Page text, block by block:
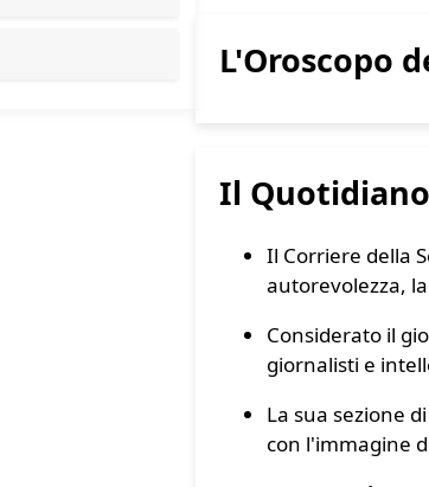
L'Oroscopo
Il
Il Corriere della
autorevolezza,
Considerato il
giornalisti e
La sua sezione
con l'immagine